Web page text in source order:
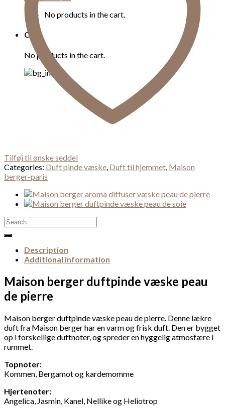
No products in the cart.
Cart
No products in the cart.
Tilføj til ønske seddel
Categories: Duft pinde væske, Duft til hjemmet, Maison
berger-paris
Search
for:
Description
Additional information
Maison berger duftpinde væske peau
de pierre
Maison berger duftpinde væske peau de pierre. Denne lækre
duft fra Maison berger har en varm og frisk duft. Den er bygget
op i forskellige duftnoter, og spreder en hyggelig atmosfære i
rummet.
Topnoter:
Kommen, Bergamot og kardemomme
Hjertenoter:
Angelica, Jasmin, Kanel, Nellike og Heliotrop